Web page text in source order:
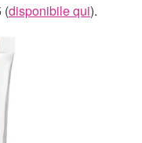
(disponibile qui).